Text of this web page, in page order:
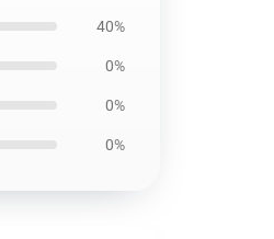
40%
0%
0%
0%